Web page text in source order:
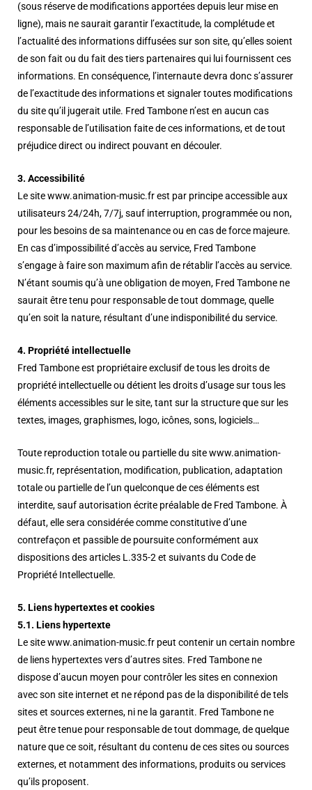
(sous réserve de modifications apportées depuis leur mise en
ligne), mais ne saurait garantir l’exactitude, la complétude et
l’actualité des informations diffusées sur son site, qu’elles soient
de son fait ou du fait des tiers partenaires qui lui fournissent ces
informations. En conséquence, l’internaute devra donc s’assurer
de l’exactitude des informations et signaler toutes modifications
du site qu’il jugerait utile. Fred Tambone n’est en aucun cas
responsable de l’utilisation faite de ces informations, et de tout
préjudice direct ou indirect pouvant en découler.
3. Accessibilité
Le site www.animation-music.fr est par principe accessible aux
utilisateurs 24/24h, 7/7j, sauf interruption, programmée ou non,
pour les besoins de sa maintenance ou en cas de force majeure.
En cas d’impossibilité d’accès au service, Fred Tambone
s’engage à faire son maximum afin de rétablir l’accès au service.
N’étant soumis qu’à une obligation de moyen, Fred Tambone ne
saurait être tenu pour responsable de tout dommage, quelle
qu’en soit la nature, résultant d’une indisponibilité du service.
4. Propriété intellectuelle
Fred Tambone est propriétaire exclusif de tous les droits de
propriété intellectuelle ou détient les droits d’usage sur tous les
éléments accessibles sur le site, tant sur la structure que sur les
textes, images, graphismes, logo, icônes, sons, logiciels…
Toute reproduction totale ou partielle du site www.animation-
music.fr, représentation, modification, publication, adaptation
totale ou partielle de l’un quelconque de ces éléments est
interdite, sauf autorisation écrite préalable de Fred Tambone. À
défaut, elle sera considérée comme constitutive d’une
contrefaçon et passible de poursuite conformément aux
dispositions des articles L.335-2 et suivants du Code de
Propriété Intellectuelle.
5. Liens hypertextes et cookies
5.1. Liens hypertexte
Le site www.animation-music.fr peut contenir un certain nombre
de liens hypertextes vers d’autres sites. Fred Tambone ne
dispose d’aucun moyen pour contrôler les sites en connexion
avec son site internet et ne répond pas de la disponibilité de tels
sites et sources externes, ni ne la garantit. Fred Tambone ne
peut être tenue pour responsable de tout dommage, de quelque
nature que ce soit, résultant du contenu de ces sites ou sources
externes, et notamment des informations, produits ou services
qu’ils proposent.